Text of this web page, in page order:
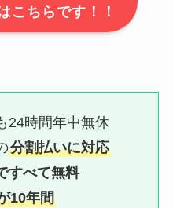
こちらです！！
24時間年中無休
分割払いに対応
すべて無料
10年間